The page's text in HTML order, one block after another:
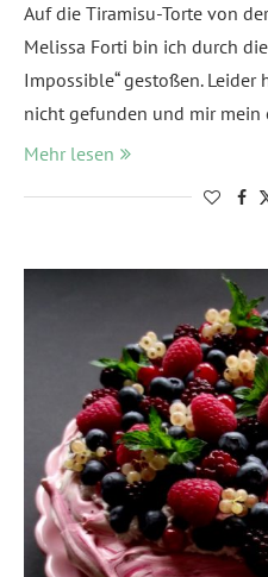
Auf die Tiramisu-Torte von
Melissa Forti bin ich durch
Impossible“ gestoßen.
nicht gefunden und mir mein
Mehr lesen